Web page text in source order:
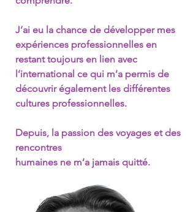
J’ai eu la chance de développer mes
expériences professionnelles en
restant toujours en lien avec
l’international ce qui m’a permis de
découvrir également les différentes
cultures professionnelles.
Depuis, la passion des voyages et des
rencontres
humaines ne m’a jamais quitté.